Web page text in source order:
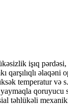
işıq
qarşılıqlı
temperatur və
yaymaqla
təhlükəli